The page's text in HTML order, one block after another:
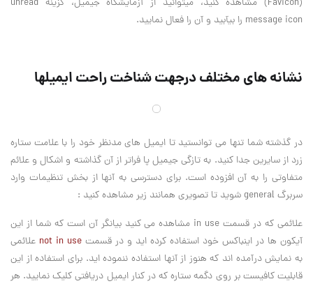
(Favicon) مشاهده کنید، میتوانید از آزمایشگاه جیمیل، گزینه unread
message icon را بیآبید و آن را فعال نمایید.
نشانه های مختلف درجهت شناخت راحت ایمیلها
در گذشته شما تنها می توانستید تا ایمیل های مدنظر خود را با علامت ستاره
زرد از سایرین جدا کنید. به تازگی جیمیل پا فراتر از آن گذاشته و اشکال و علائم
متفاوتی را به آن افزوده است. برای دسترسی به آنها از بخش تنظیمات وارد
سربرگ general شوید تا تصویری همانند زیر مشاهده کنید :
علائمی که در قسمت in use مشاهده می کنید بیانگر آن است که شما از این
آیکون ها در اینباکس خود استفاده کرده اید و در قسمت not in use علائمی
به نمایش درآمده اند که هنوز از آنها استفاده ننموده اید. برای استفاده از این
قابلیت کافیست بر روی دگمه ستاره که در کنار ایمیل دریافتی کلیک نمایید. هر